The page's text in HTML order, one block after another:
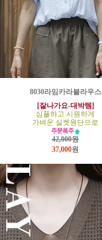
8030라임카라블라우스
[잘나가요-대박템]
심플하고 시원하게
가벼운 실켓원단으로
42,000원
37,000원